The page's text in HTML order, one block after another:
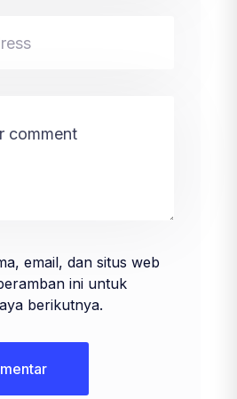
email, dan situs web
ini untuk
berikutnya.